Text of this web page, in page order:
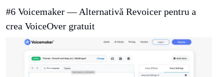
#6 Voicemaker — Alternativă Revoicer pentru a
crea VoiceOver gratuit